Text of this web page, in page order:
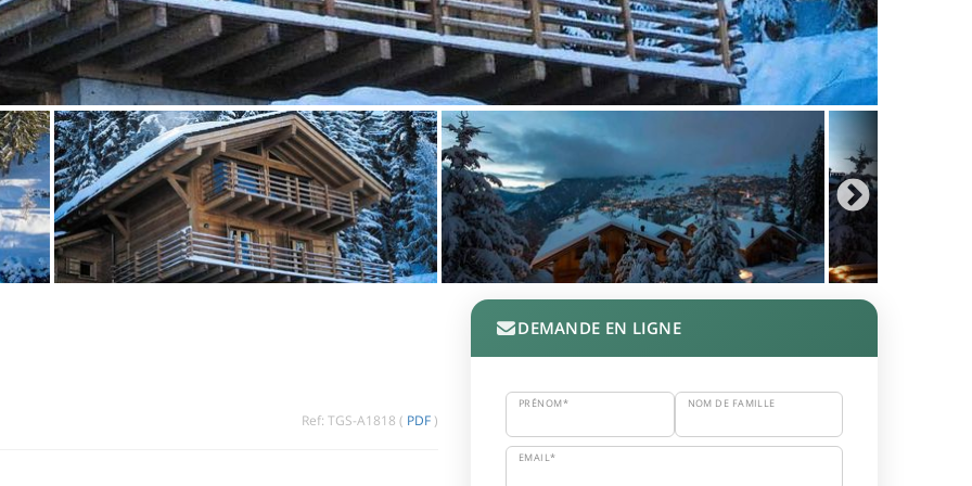
Ref: TGS-A1818 ( PDF )
DEMANDE EN LIGNE
PRÉNOM* NOM DE FAMILLE
EMAIL*